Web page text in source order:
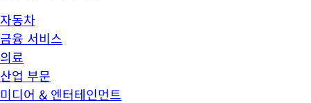
자동차
금융 서비스
의료
산업 부문
미디어 & 엔터테인먼트